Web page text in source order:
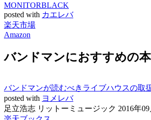
MONITORBLACK
posted with カエレバ
楽天市場
Amazon
バンドマンにおすすめの本
バンドマンが読むべきライブハウスの取
posted with ヨメレバ
足立浩志 リットーミュージック 2016年09